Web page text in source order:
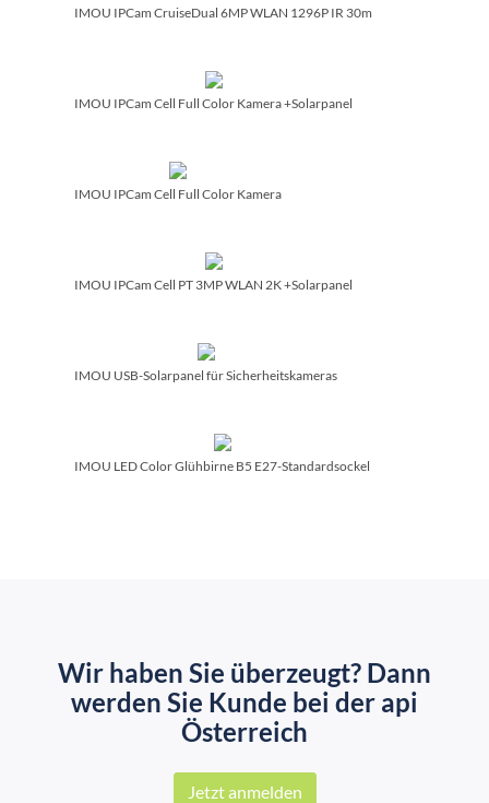
IMOU IPCam CruiseDual 6MP WLAN 1296P IR 30m
IMOU IPCam Cell Full Color Kamera +Solarpanel
IMOU IPCam Cell Full Color Kamera
IMOU IPCam Cell PT 3MP WLAN 2K +Solarpanel
IMOU USB-Solarpanel für Sicherheitskameras
IMOU LED Color Glühbirne B5 E27-Standardsockel
Wir haben Sie überzeugt? Dann
werden Sie Kunde bei der api
Österreich
Jetzt anmelden